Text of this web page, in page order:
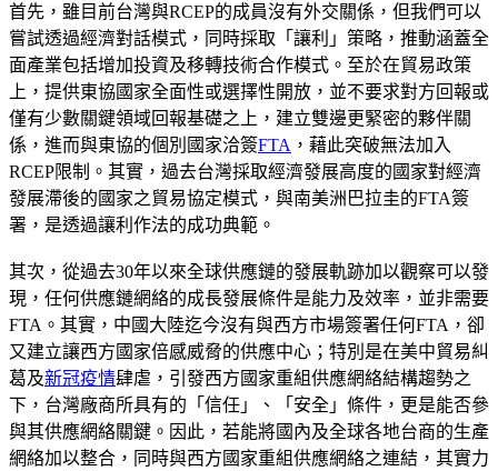
首先，雖目前台灣與RCEP的成員沒有外交關係，但我們可以
嘗試透過經濟對話模式，同時採取「讓利」策略，推動涵蓋全
面產業包括增加投資及移轉技術合作模式。至於在貿易政策
上，提供東協國家全面性或選擇性開放，並不要求對方回報或
僅有少數關鍵領域回報基礎之上，建立雙邊更緊密的夥伴關
係，進而與東協的個別國家洽簽FTA ，藉此突破無法加入
RCEP限制。其實，過去台灣採取經濟發展高度的國家對經濟
發展滯後的國家之貿易協定模式，與南美洲巴拉圭的FTA簽
署，是透過讓利作法的成功典範。
其次，從過去30年以來全球供應鏈的發展軌跡加以觀察可以發
現，任何供應鏈網絡的成長發展條件是能力及效率，並非需要
FTA。其實，中國大陸迄今沒有與西方市場簽署任何FTA，卻
又建立讓西方國家倍感威脅的供應中心；特別是在美中貿易糾
葛及新冠疫情肆虐，引發西方國家重組供應網絡結構趨勢之
下，台灣廠商所具有的「信任」、「安全」條件，更是能否參
與其供應網絡關鍵。因此，若能將國內及全球各地台商的生產
網絡加以整合，同時與西方國家重組供應網絡之連結，其實力